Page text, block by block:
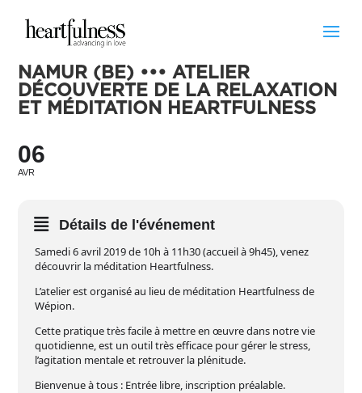
NAMUR (BE) ••• ATELIER
DÉCOUVERTE DE LA RELAXATION
ET MÉDITATION HEARTFULNESS
06
AVR
Détails de l'événement
Samedi 6 avril 2019 de 10h à 11h30 (accueil à 9h45), venez
découvrir la méditation Heartfulness.
L’atelier est organisé au lieu de méditation Heartfulness de
Wépion.
Cette pratique très facile à mettre en œuvre dans notre vie
quotidienne, est un outil très efficace pour gérer le stress,
l’agitation mentale et retrouver la plénitude.
Bienvenue à tous : Entrée libre, inscription préalable.